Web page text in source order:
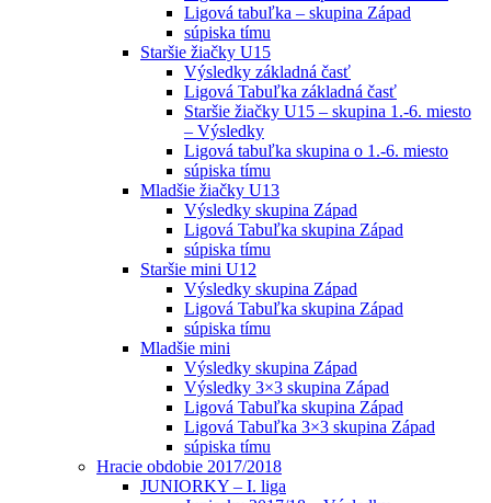
Ligová tabuľka – skupina Západ
súpiska tímu
Staršie žiačky U15
Výsledky základná časť
Ligová Tabuľka základná časť
Staršie žiačky U15 – skupina 1.-6. miesto
– Výsledky
Ligová tabuľka skupina o 1.-6. miesto
súpiska tímu
Mladšie žiačky U13
Výsledky skupina Západ
Ligová Tabuľka skupina Západ
súpiska tímu
Staršie mini U12
Výsledky skupina Západ
Ligová Tabuľka skupina Západ
súpiska tímu
Mladšie mini
Výsledky skupina Západ
Výsledky 3×3 skupina Západ
Ligová Tabuľka skupina Západ
Ligová Tabuľka 3×3 skupina Západ
súpiska tímu
Hracie obdobie 2017/2018
JUNIORKY – I. liga